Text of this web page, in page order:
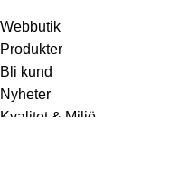
Webbutik
Produkter
Bli kund
Nyheter
Kvalitet & Miljö